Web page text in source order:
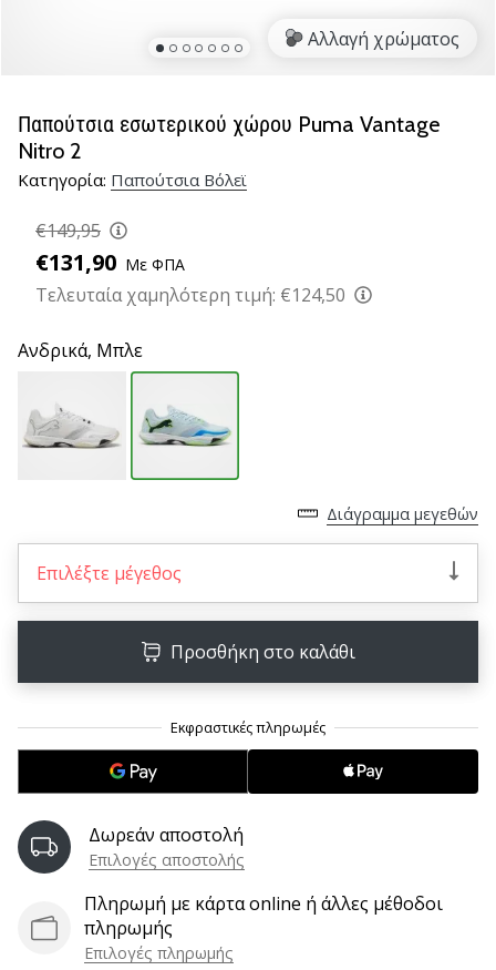
βόλεϊ
όπως
εμείς;
μαζί
μας
πρεσβευτής
μάρκας
11. 8. 2022
Πρόγραμμα
Συνεργατών
Έχετε
σας
ιστολόγιο,
στο
Facebook
ή
φόρουμ
συζητήσεων;
Αφήστε
τα
Αλλαγή χρώματος
Παπούτσια εσωτερικού χώρου Puma Vantage
Nitro 2
Κατηγορία: Παπούτσια Βόλεϊ
€149,95
€131,90 Με ΦΠΑ
Τελευταία χαμηλότερη τιμή: €124,50
Ανδρικά, Μπλε
Διάγραμμα μεγεθών
Επιλέξτε μέγεθος
Προσθήκη στο καλάθι
Δωρεάν αποστολή
Επιλογές αποστολής
Πληρωμή με κάρτα online ή άλλες μέθοδοι
πληρωμής
Επιλογές πληρωμής